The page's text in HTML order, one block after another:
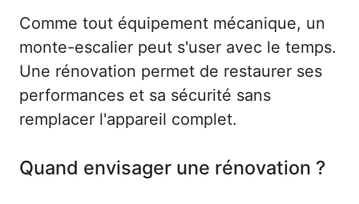
Comme tout équipement mécanique, un
monte-escalier peut s'user avec le temps.
Une rénovation permet de restaurer ses
performances et sa sécurité sans
remplacer l'appareil complet.
Quand envisager une rénovation ?